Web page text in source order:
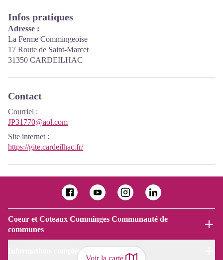
Voir la carte
Infos pratiques
Adresse :
La Ferme Commingeoise
17 Route de Saint-Marcet
31350 CARDEILHAC
Contact
Courriel :
JP31770@aol.com
Site internet :
https://gite.cardeilhac.fr/
Coeur et Coteaux Comminges Communauté de
communes
Informations complémentaires